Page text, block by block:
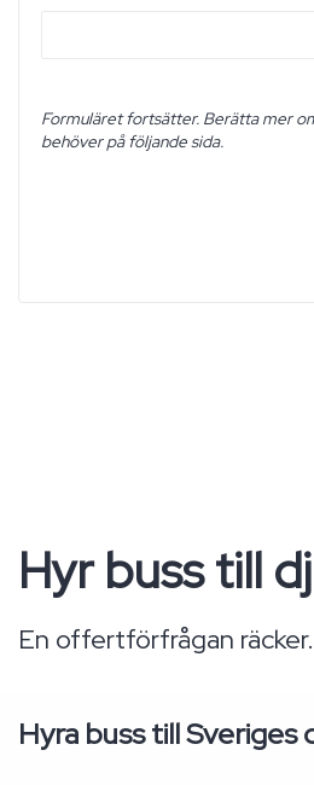
Formuläret fortsätter. Berätta mer
behöver på följande sida.
Hyr buss till
En offertförfrågan
Hyra buss till Sveriges